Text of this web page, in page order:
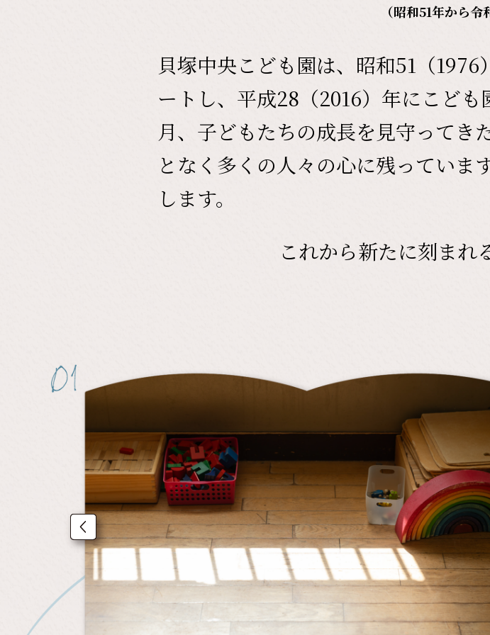
（昭和51年から令
貝塚中央こども園は、昭和51（
ートし、平成28（2016）年にこど
月、子どもたちの成長を見守ってき
となく多くの人々の心に残っていま
します。
これから新たに刻ま